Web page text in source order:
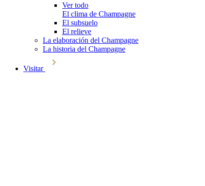
Ver todo
El clima de Champagne
El subsuelo
El relieve
La elaboración del Champagne
La historia del Champagne
Visitar